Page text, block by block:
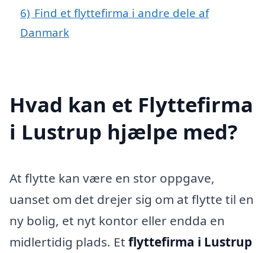
6) Find et flyttefirma i andre dele af
Danmark
Hvad kan et Flyttefirma
i Lustrup hjælpe med?
At flytte kan være en stor oppgave,
uanset om det drejer sig om at flytte til en
ny bolig, et nyt kontor eller endda en
midlertidig plads. Et flyttefirma i Lustrup